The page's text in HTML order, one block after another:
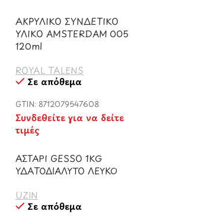
ΑΚΡΥΛΙΚΟ ΣΥΝΔΕΤΙΚΟ
ΥΛΙΚΟ AMSTERDAM 005
120ml
ROYAL TALENS
Σε απόθεμα
GTIN: 8712079547608
Συνδεθείτε για να δείτε
τιμές
ΑΣΤΑΡΙ GESSO 1KG
ΥΔΑΤΟΔΙΑΛΥΤΟ ΛΕΥΚΟ
UZIN
Σε απόθεμα